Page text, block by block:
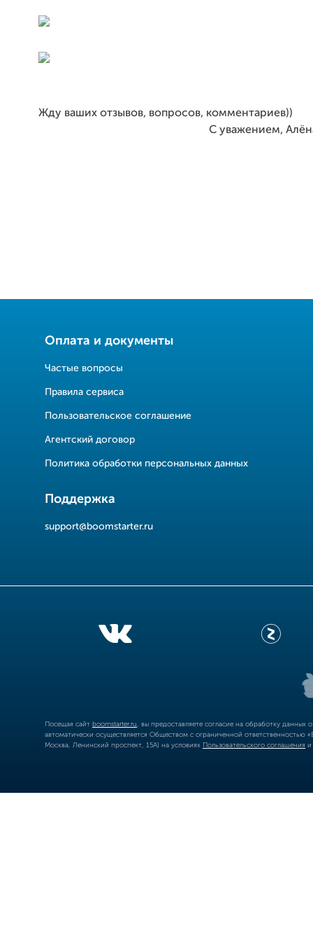
Жду ваших отзывов, вопросов, комментариев))
С уважением, Алёна
Оплата и документы
Частые вопросы
Правила сервиса
Пользовательское соглашение
Агентский договор
Политика обработки персональных данных
Поддержка
support@boomstarter.ru
Посещая сайт boomstarter.ru , вы предоставляете согласие на обработку
автоматически осуществляется Обществом с ограниченной
Москва, Ленинский проспект, 15А) на условиях Пользовательского соглашения и